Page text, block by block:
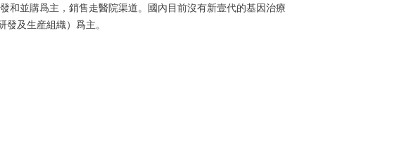
和並購爲主，銷售走醫院渠道。國內目前沒有新壹代的基因治療
發及生産組織）爲主。